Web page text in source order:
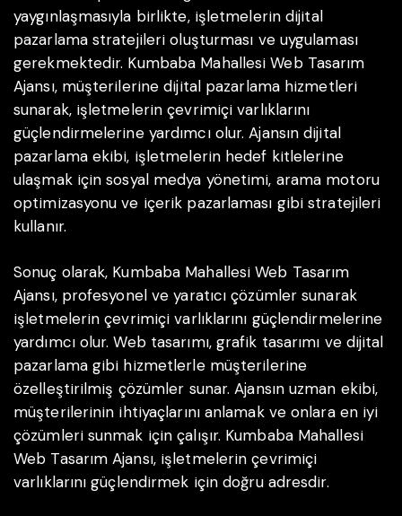
yaygınlaşmasıyla birlikte, işletmelerin dijital
pazarlama stratejileri oluşturması ve uygulaması
gerekmektedir. Kumbaba Mahallesi Web Tasarım
Ajansı, müşterilerine dijital pazarlama hizmetleri
sunarak, işletmelerin çevrimiçi varlıklarını
güçlendirmelerine yardımcı olur. Ajansın dijital
pazarlama ekibi, işletmelerin hedef kitlelerine
ulaşmak için sosyal medya yönetimi, arama motoru
optimizasyonu ve içerik pazarlaması gibi stratejileri
kullanır.
Sonuç olarak, Kumbaba Mahallesi Web Tasarım
Ajansı, profesyonel ve yaratıcı çözümler sunarak
işletmelerin çevrimiçi varlıklarını güçlendirmelerine
yardımcı olur. Web tasarımı, grafik tasarımı ve dijital
pazarlama gibi hizmetlerle müşterilerine
özelleştirilmiş çözümler sunar. Ajansın uzman ekibi,
müşterilerinin ihtiyaçlarını anlamak ve onlara en iyi
çözümleri sunmak için çalışır. Kumbaba Mahallesi
Web Tasarım Ajansı, işletmelerin çevrimiçi
varlıklarını güçlendirmek için doğru adresdir.